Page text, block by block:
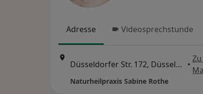
Adresse Videosprechstunde
Düsseldorfer Str. 172, Düsseldorf •
Naturheilpraxis Sabine Rothe